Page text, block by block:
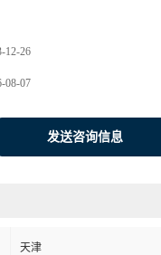
12-26
08-07
发送咨询信息
天津